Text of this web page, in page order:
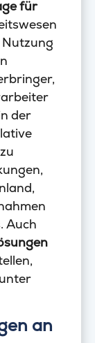
für
der
Auch
an